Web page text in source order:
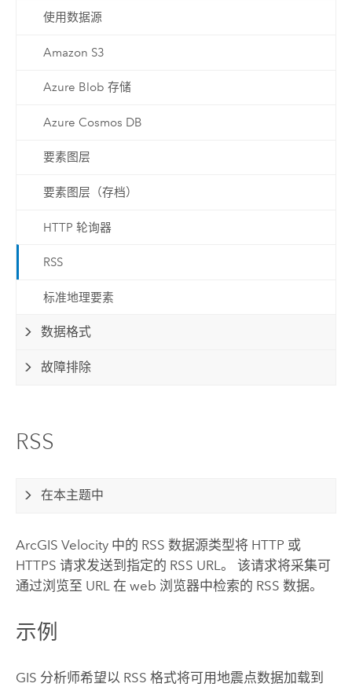
使用数据源
Amazon S3
Azure Blob 存储
Azure Cosmos DB
要素图层
要素图层（存档）
HTTP 轮询器
RSS
标准地理要素
数据格式
故障排除
RSS
在本主题中
ArcGIS Velocity中的 RSS 数据源类型将 HTTP 或
HTTPS 请求发送到指定的 RSS URL。 该请求将采集可
通过浏览至 URL 在 web 浏览器中检索的 RSS 数据。
示例
GIS 分析师希望以 RSS 格式将可用地震点数据加载到